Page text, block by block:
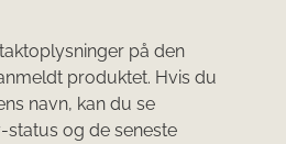
på den
produktet. Hvis du
navn, kan du se
og de seneste